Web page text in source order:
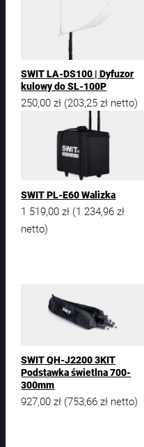
SWIT LA-DS100 | Dyfuzor
kulowy do SL-100P
250,00zł (203,25zł netto)
SWIT PL-E60 Walizka
1 519,00zł (1 234,96zł
netto)
SWIT QH-J2200 3KIT
Podstawka świetlna 700-
300mm
927,00zł (753,66zł netto)